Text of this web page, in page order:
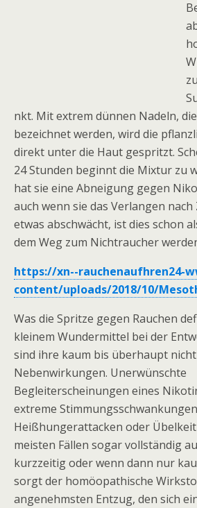
nkt. Mit extrem dünnen Nadeln,
bezeichnet werden, wird die
direkt unter die Haut gespritzt.
24 Stunden beginnt die Mixtur zu
hat sie eine Abneigung gegen
auch wenn sie das Verlangen
etwas abschwächt, ist dies schon
dem Weg zum Nichtraucher
https://xn--rauchenaufhren24-
content/uploads/2018/10/
Was die Spritze gegen Rauchen
kleinem Wundermittel bei der
sind ihre kaum bis überhaupt
Nebenwirkungen. Unerwünschte
Begleiterscheinungen eines
extreme
Heißhungerattacken oder
meisten Fällen sogar vollständig
kurzzeitig oder wenn dann nur
sorgt der homöopathische
angenehmsten Entzug, den sich